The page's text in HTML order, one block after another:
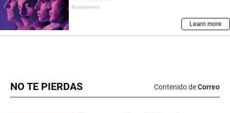
NO TE PIERDAS Contenido deCorreo